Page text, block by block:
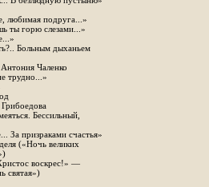
любимая подруга...»
ты горю слезами...»
Больным дыханьем
Чаленко
трудно...»
Бессильный,
За призраками счастья»
(«Ночь великих
воскрес!» —
святая»)